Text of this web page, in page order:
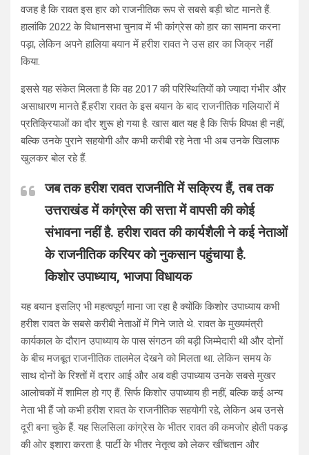
वजह है कि रावत इस हार को राजनीतिक रूप से सबसे बड़ी चोट मानते हैं.
हालांकि 2022 के विधानसभा चुनाव में भी कांग्रेस को हार का सामना करना
पड़ा, लेकिन अपने हालिया बयान में हरीश रावत ने उस हार का जिक्र नहीं
किया.
इससे यह संकेत मिलता है कि वह 2017 की परिस्थितियों को ज्यादा गंभीर और
असाधारण मानते हैं.हरीश रावत के इस बयान के बाद राजनीतिक गलियारों में
प्रतिक्रियाओं का दौर शुरू हो गया है. खास बात यह है कि सिर्फ विपक्ष ही नहीं,
बल्कि उनके पुराने सहयोगी और कभी करीबी रहे नेता भी अब उनके खिलाफ
खुलकर बोल रहे हैं.
जब तक हरीश रावत राजनीति में सक्रिय हैं, तब तक
उत्तराखंड में कांग्रेस की सत्ता में वापसी की कोई
संभावना नहीं है. हरीश रावत की कार्यशैली ने कई नेताओं
के राजनीतिक करियर को नुकसान पहुंचाया है.
किशोर उपाध्याय, भाजपा विधायक
यह बयान इसलिए भी महत्वपूर्ण माना जा रहा है क्योंकि किशोर उपाध्याय कभी
हरीश रावत के सबसे करीबी नेताओं में गिने जाते थे. रावत के मुख्यमंत्री
कार्यकाल के दौरान उपाध्याय के पास संगठन की बड़ी जिम्मेदारी थी और दोनों
के बीच मजबूत राजनीतिक तालमेल देखने को मिलता था. लेकिन समय के
साथ दोनों के रिश्तों में दरार आई और अब वही उपाध्याय उनके सबसे मुखर
आलोचकों में शामिल हो गए हैं. सिर्फ किशोर उपाध्याय ही नहीं, बल्कि कई अन्य
नेता भी हैं जो कभी हरीश रावत के राजनीतिक सहयोगी रहे, लेकिन अब उनसे
दूरी बना चुके हैं. यह सिलसिला कांग्रेस के भीतर रावत की कमजोर होती पकड़
की ओर इशारा करता है. पार्टी के भीतर नेतृत्व को लेकर खींचतान और